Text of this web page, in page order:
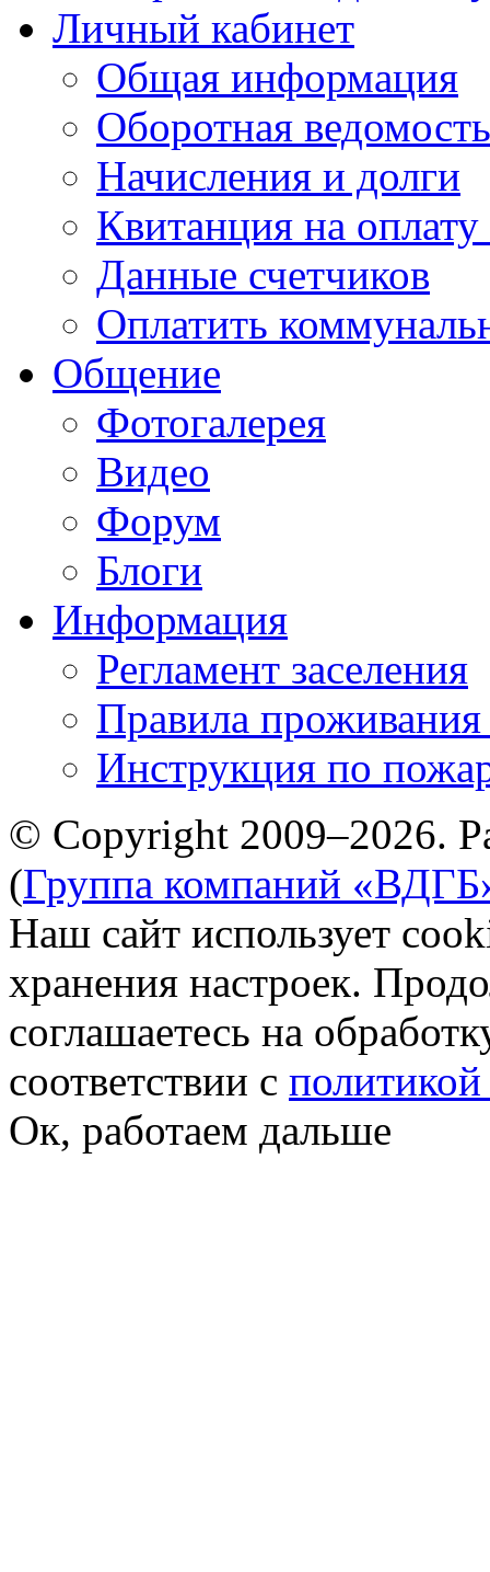
Личный кабинет
Общая информация
Оборотная ведомость
Начисления и долги
Квитанция на
Данные счетчиков
Оплатить
Общение
Фотогалерея
Видео
Форум
Блоги
Информация
Регламент заселения
Правила
Инструкция по
© Copyright 2009–2026.
(Группа компаний
Наш сайт использует
хранения настроек.
соглашаетесь на
соответствии с
Ок, работаем дальше